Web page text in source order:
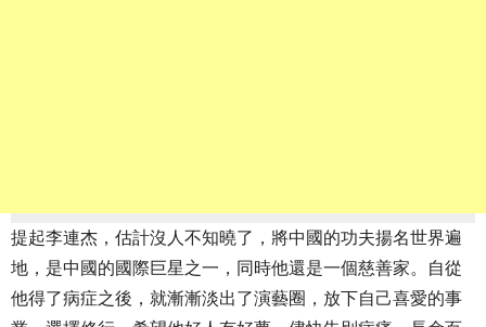
提起李連杰，估計沒人不知曉了，將中國的功夫揚名世界遍
地，是中國的國際巨星之一，同時他還是一個慈善家。自從
他得了病症之後，就漸漸淡出了演藝圈，放下自己喜愛的事